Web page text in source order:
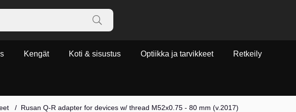
Kengät Koti & sisustus Optiikka ja tarvikkeet Retkeily
Rusan Q-R adapter for devices w/ thread M52x0.75 - 80 mm (v.2017)